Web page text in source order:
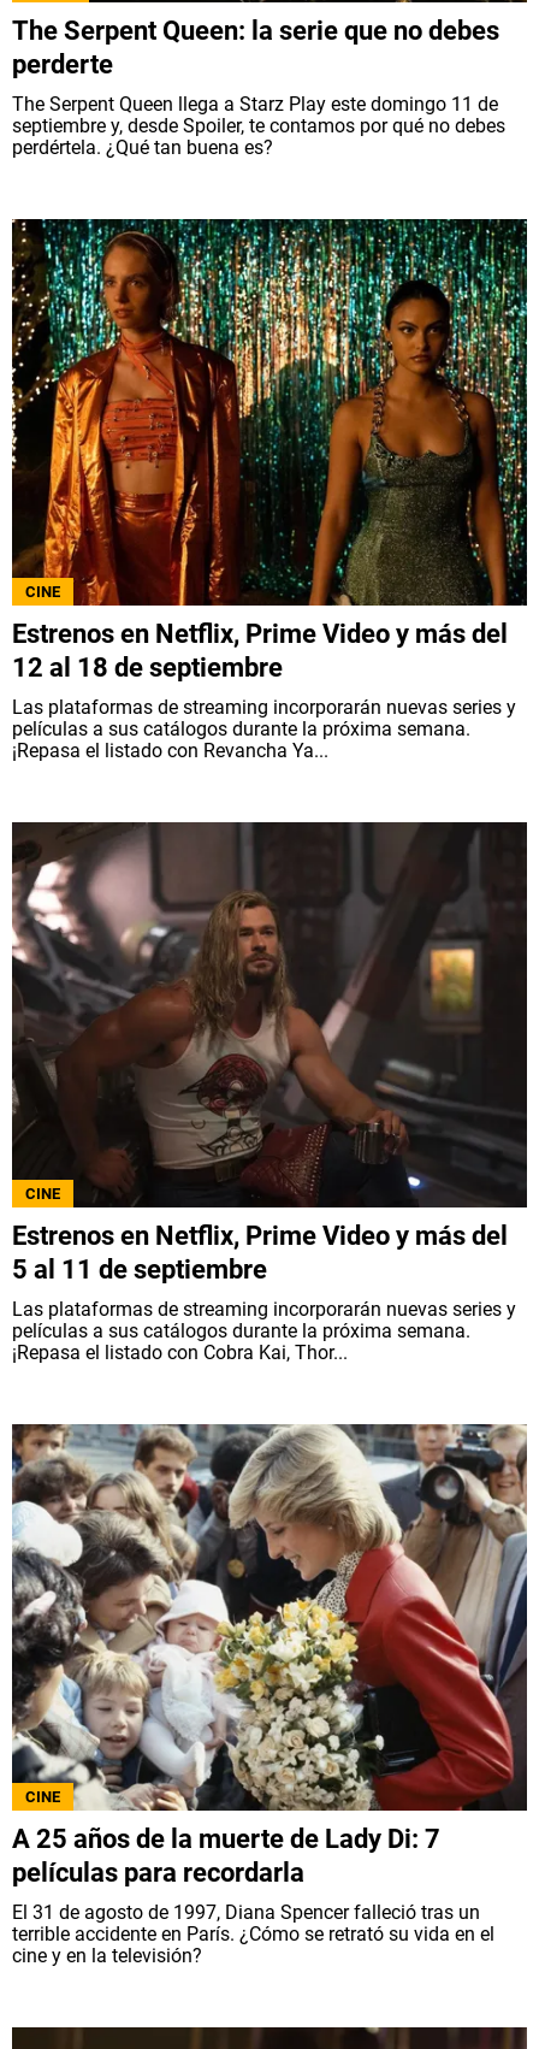
The Serpent Queen: la serie que no debes
perderte
The Serpent Queen llega a Starz Play este domingo 11 de
septiembre y, desde Spoiler, te contamos por qué no debes
perdértela. ¿Qué tan buena es?
CINE
Estrenos en Netflix, Prime Video y más del
12 al 18 de septiembre
Las plataformas de streaming incorporarán nuevas series y
películas a sus catálogos durante la próxima semana.
¡Repasa el listado con Revancha Ya...
CINE
Estrenos en Netflix, Prime Video y más del
5 al 11 de septiembre
Las plataformas de streaming incorporarán nuevas series y
películas a sus catálogos durante la próxima semana.
¡Repasa el listado con Cobra Kai, Thor...
CINE
A 25 años de la muerte de Lady Di: 7
películas para recordarla
El 31 de agosto de 1997, Diana Spencer falleció tras un
terrible accidente en París. ¿Cómo se retrató su vida en el
cine y en la televisión?